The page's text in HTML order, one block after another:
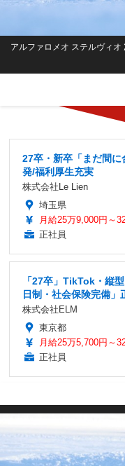
アルファロメオ ステルヴィオ
27卒・新卒「まだ間に
発/福利厚生充実
株式会社Le Lien
埼玉県
月給25万9,000円～
正社員
「27卒」TikTok・縦
日制・社会保険完備」
株式会社ELM
東京都
月給25万5,700円～
正社員